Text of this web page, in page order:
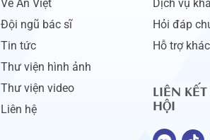
Về An Việt
Đội ngũ bác sĩ
Tin tức
Thư viện hình ảnh
Thư viện video
Liên hệ
Dịch vụ
Hỏi đáp
Hỗ trợ
LIÊN
HỘI